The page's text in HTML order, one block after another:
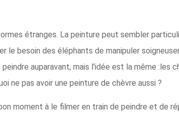
étranges. La peinture peut sembler
le besoin des éléphants de manipuler
auparavant, mais l'idée est la même :les
ne pas avoir une peinture de chèvre aussi ?
moment à le filmer en train de peindre et de